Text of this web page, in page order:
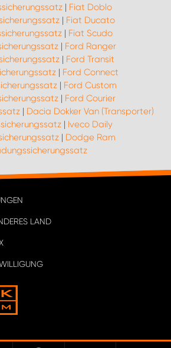
| Fiat Doblo
| Fiat Ducato
| Fiat Scudo
| Ford Ranger
| Ford Transit
| Ford Connect
| Ford Custom
| Ford Courier
| Dacia Dokker Van (Transporter)
| Iveco Daily
| Dodge Ram
LAND